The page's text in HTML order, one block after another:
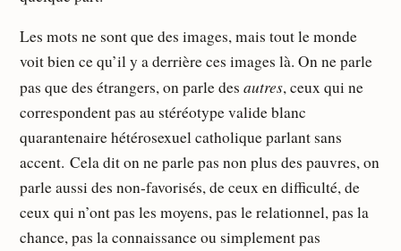
Les mots ne sont que des images, mais tout le monde
voit bien ce qu’il y a derrière ces images là. On ne parle
pas que des étrangers, on parle desautres, ceux qui ne
correspondent pas au stéréotype valide blanc
quarantenaire hétérosexuel catholique parlant sans
accent. Cela dit on ne parle pas non plus des pauvres, on
parle aussi des non-favorisés, de ceux en difficulté, de
ceux qui n’ont pas les moyens, pas le relationnel, pas la
chance, pas la connaissance ou simplement pas